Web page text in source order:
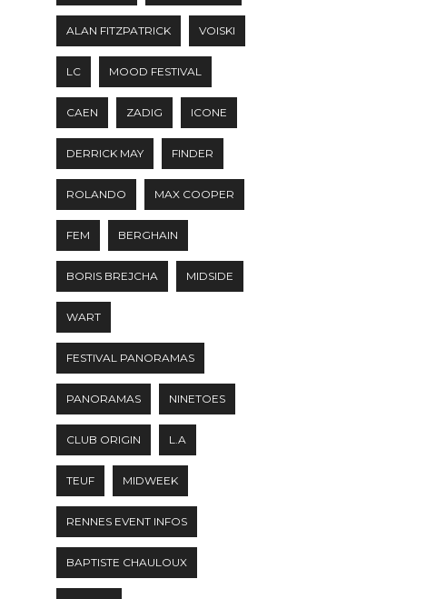
ALAN FITZPATRICK VOISKI
LC MOOD FESTIVAL
CAEN ZADIG ICONE
DERRICK MAY FINDER
ROLANDO MAX COOPER
FEM BERGHAIN
BORIS BREJCHA MIDSIDE
WART
FESTIVAL PANORAMAS
PANORAMAS NINETOES
CLUB ORIGIN L.A
TEUF MIDWEEK
RENNES EVENT INFOS
BAPTISTE CHAULOUX